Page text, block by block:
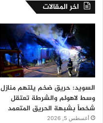
اخر المقالات
السويد: حريق ضخم يلتهم منازل
وسط لاهولم والشرطة تعتقل
شخصاً بشبهة الحريق المتعمد
أغسطس 5, 2026